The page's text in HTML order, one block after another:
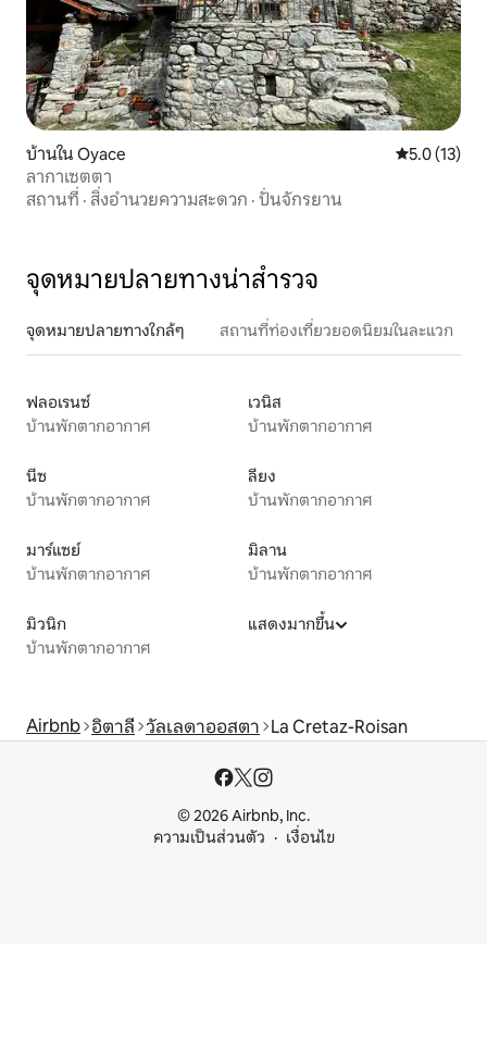
บ้านใน Oyace คะแนนเฉลี่ย
5.0 (13)
ลากาเซตตา
สถานที่ · สิ่งอำนวยความสะดวก · ปั่นจักรยาน
จุดหมายปลายทางน่าสำรวจ
จุดหมายปลายทางใกล้ๆ สถานที่ท่องเที่ยวยอดนิยมในละแวก
ฟลอเรนซ์
บ้านพักตากอากาศ
เวนิส
บ้านพักตากอากาศ
นีซ
บ้านพักตากอากาศ
ลียง
บ้านพักตากอากาศ
มาร์แซย์
บ้านพักตากอากาศ
มิลาน
บ้านพักตากอากาศ
มิวนิก
บ้านพักตากอากาศ
แสดงมากขึ้น
Airbnb อิตาลี วัลเลดาออสตา La Cretaz-Roisan
© 2026 Airbnb, Inc.
ความเป็นส่วนตัว
เงื่อนไข